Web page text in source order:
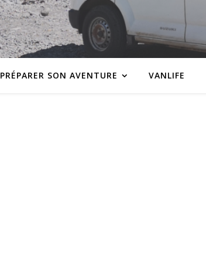
PRÉPARER SON AVENTURE VANLIFE